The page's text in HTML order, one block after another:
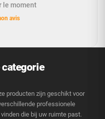
le moment
avis
producten zijn geschikt voor
professionele
die bij uw ruimte past.